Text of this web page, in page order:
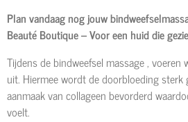
Plan vandaag nog jouw
Beauté Boutique – Voor een huid die
Tijdens de bindweefsel massage , voeren
uit. Hiermee wordt de doorbloeding
aanmaak van collageen bevorderd
voelt.